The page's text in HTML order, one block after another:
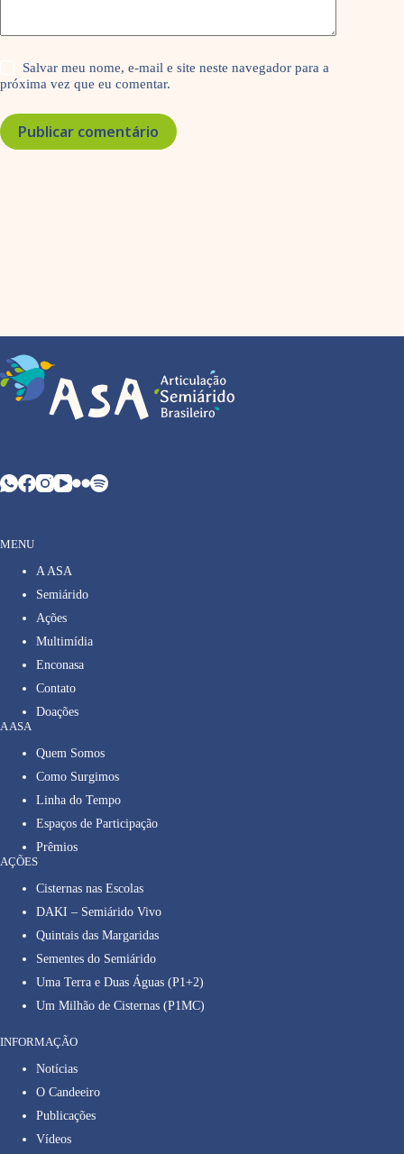
Salvar meu nome, e-mail e site neste navegador para a
próxima vez que eu comentar.
Publicar comentário
MENU
A ASA
Semiárido
Ações
Multimídia
Enconasa
Contato
Doações
A ASA
Quem Somos
Como Surgimos
Linha do Tempo
Espaços de Participação
Prêmios
AÇÕES
Cisternas nas Escolas
DAKI – Semiárido Vivo
Quintais das Margaridas
Sementes do Semiárido
Uma Terra e Duas Águas (P1+2)
Um Milhão de Cisternas (P1MC)
INFORMAÇÃO
Notícias
O Candeeiro
Publicações
Vídeos